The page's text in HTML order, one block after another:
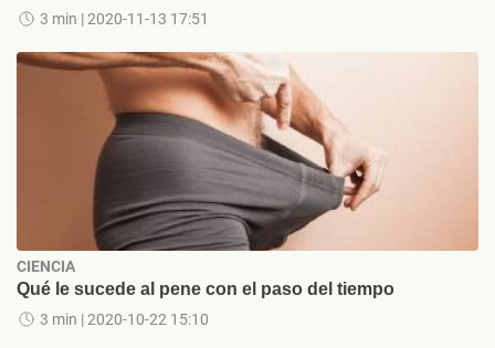
3 min | 2020-11-13 17:51
CIENCIA
Qué le sucede al pene con el paso del tiempo
3 min | 2020-10-22 15:10